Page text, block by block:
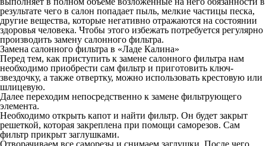
результате чего в салон попадает пыль, мелкие частицы песка,
другие вещества, которые негативно отражаются на состоянии
здоровья человека. Чтобы этого избежать потребуется регулярно
производить замену салонного фильтра.
Замена салонного фильтра в «Ладе Калина»
Перед тем, как приступить к замене салонного фильтра нам
необходимо приобрести сам фильтр и приготовить ключ-
звездочку, а также отвертку, можно использовать крестовую или
шлицевую.
Далее переходим непосредственно к замене фильтрующего
элемента.
Необходимо открыть капот и найти фильтр. Он будет закрыт
решеткой, которая закреплена при помощи саморезов. Сам
фильтр прикрыт заглушками.
Отворачиваем все саморезы и снимаем заглушки. После чего